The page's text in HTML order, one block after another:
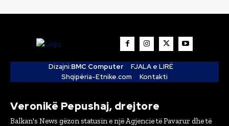
Dizajni:BMC Computer
FJALA e LIRË
Shqipëria-Etnike.com
Kontakti
Veronikë Pepushaj, drejtore
Balkan's News gëzon statusin e një Agjencie të Pavarur dhe të